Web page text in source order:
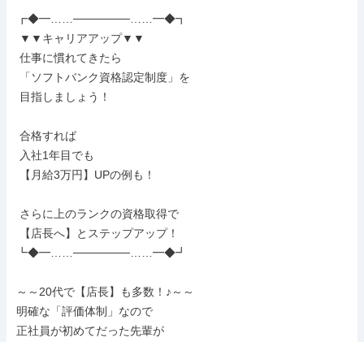
┏◆━……───────……━◆┓
┗◆━……───────……━◆┛
～～20代で【店長】も多数！♪～～
明確な「評価体制」なので
正社員が初めてだった先輩が